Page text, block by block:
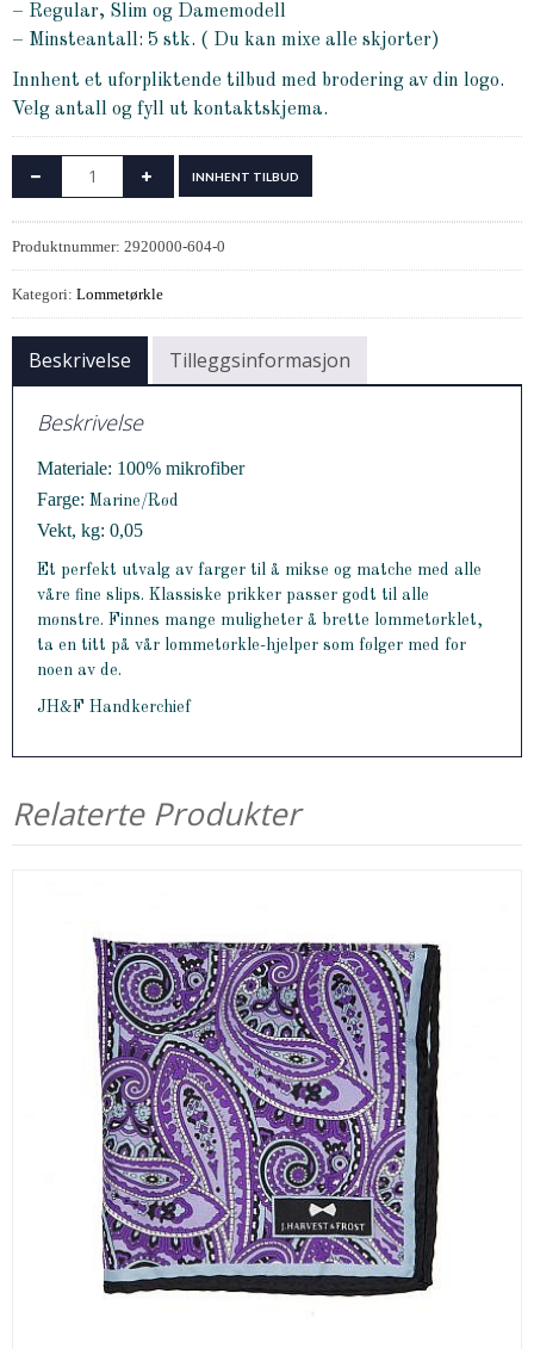
– Regular, Slim og Damemodell
– Minsteantall: 5 stk. ( Du kan mixe alle skjorter)
Innhent et uforpliktende tilbud med brodering av din logo.
Velg antall og fyll ut kontaktskjema.
INNHENT TILBUD
Produktnummer: 2920000-604-0
Kategori: Lommetørkle
Beskrivelse Tilleggsinformasjon
Beskrivelse
Materiale: 100% mikrofiber
Farge: Marine/Rød
Vekt, kg: 0,05
Et perfekt utvalg av farger til å mikse og matche med alle
våre fine slips. Klassiske prikker passer godt til alle
mønstre. Finnes mange muligheter å brette lommetørklet,
ta en titt på vår lommetørkle-hjelper som følger med for
noen av de.
JH&F Handkerchief
Relaterte Produkter